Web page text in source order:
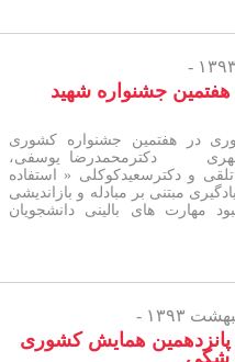
جشنواره شهید
در هفتمین جشنواره کشوری
دکترمحمدرضا یوسفی،
و دکترسعیدکوکلی « استفاده
مبتنی بر مبادله و بازاندیشی
مهارت های بالینی دانشجویان
پانزدهمین همایش کشوری